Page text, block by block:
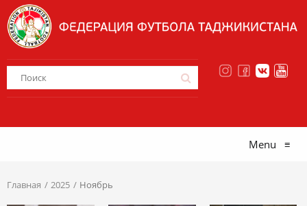
Menu ≡
Главная 2025 Ноябрь